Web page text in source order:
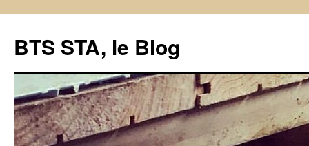
BTS STA, le Blog